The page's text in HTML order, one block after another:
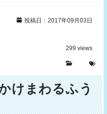
投稿日：2017年09月03日
299 views
けまわるふう